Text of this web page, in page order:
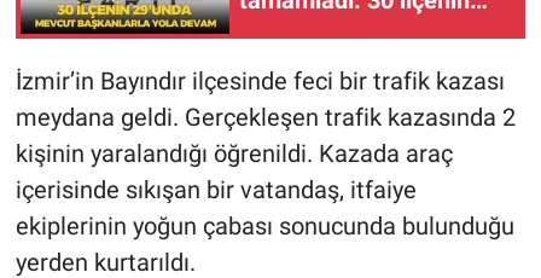
İzmir’in Bayındır ilçesinde feci bir trafik kazası
meydana geldi. Gerçekleşen trafik kazasında 2
kişinin yaralandığı öğrenildi. Kazada araç
içerisinde sıkışan bir vatandaş, itfaiye
ekiplerinin yoğun çabası sonucunda bulunduğu
yerden kurtarıldı.